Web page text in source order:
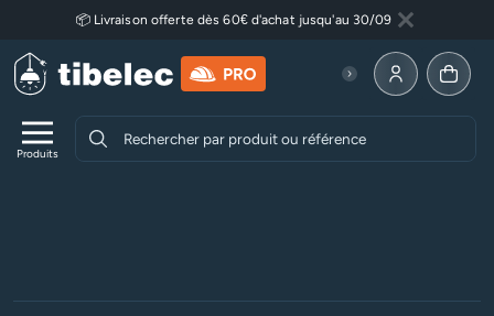
Aller au contenu principal
Lire plus
📦 Livraison offerte dès 60€ d'achat jusqu'au 30/09
Fermer
Produits
Allez à la